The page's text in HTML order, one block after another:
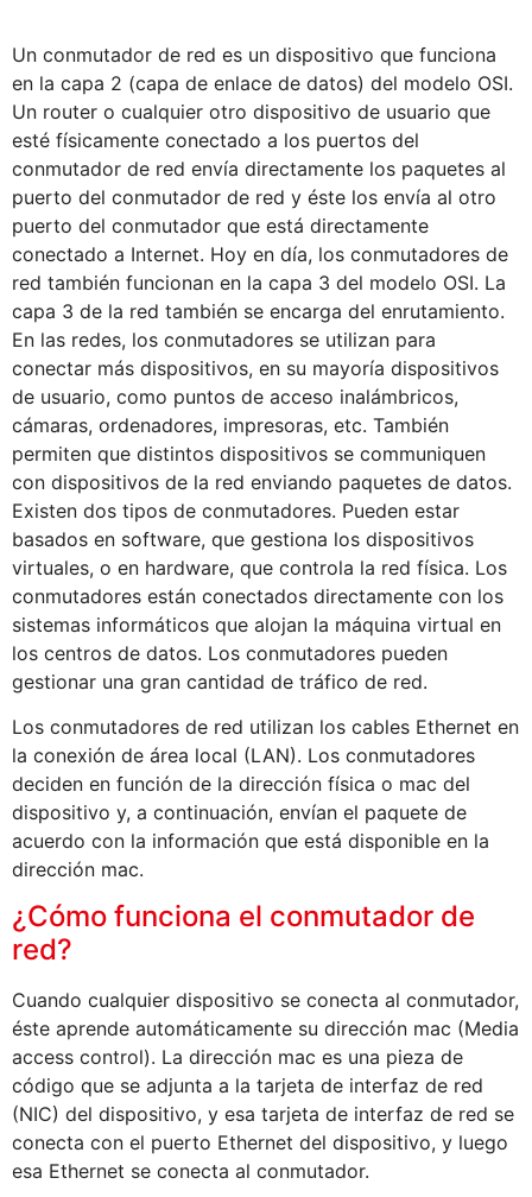
Un conmutador de red es un dispositivo que funciona
en la capa 2 (capa de enlace de datos) del modelo OSI.
Un router o cualquier otro dispositivo de usuario que
esté físicamente conectado a los puertos del
conmutador de red envía directamente los paquetes al
puerto del conmutador de red y éste los envía al otro
puerto del conmutador que está directamente
conectado a Internet. Hoy en día, los conmutadores de
red también funcionan en la capa 3 del modelo OSI. La
capa 3 de la red también se encarga del enrutamiento.
En las redes, los conmutadores se utilizan para
conectar más dispositivos, en su mayoría dispositivos
de usuario, como puntos de acceso inalámbricos,
cámaras, ordenadores, impresoras, etc. También
permiten que distintos dispositivos se communiquen
con dispositivos de la red enviando paquetes de datos.
Existen dos tipos de conmutadores. Pueden estar
basados en software, que gestiona los dispositivos
virtuales, o en hardware, que controla la red física. Los
conmutadores están conectados directamente con los
sistemas informáticos que alojan la máquina virtual en
los centros de datos. Los conmutadores pueden
gestionar una gran cantidad de tráfico de red.
Los conmutadores de red utilizan los cables Ethernet en
la conexión de área local (LAN). Los conmutadores
deciden en función de la dirección física o mac del
dispositivo y, a continuación, envían el paquete de
acuerdo con la información que está disponible en la
dirección mac.
¿Cómo funciona el conmutador de
red?
Cuando cualquier dispositivo se conecta al conmutador,
éste aprende automáticamente su dirección mac (Media
access control). La dirección mac es una pieza de
código que se adjunta a la tarjeta de interfaz de red
(NIC) del dispositivo, y esa tarjeta de interfaz de red se
conecta con el puerto Ethernet del dispositivo, y luego
esa Ethernet se conecta al conmutador.